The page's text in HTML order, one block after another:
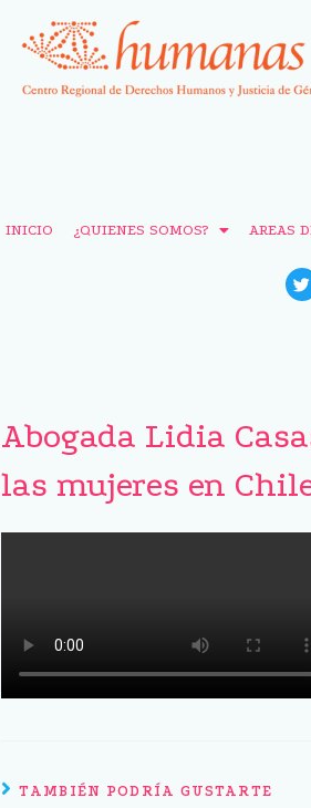
INICIO ¿QUIENES SOMOS? AREAS
Abogada Lidia
las mujeres en
TAMBIÉN PODRÍA GUSTARTE